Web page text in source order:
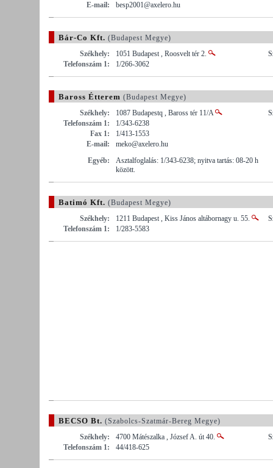
E-mail:
besp2001@axelero.hu
Bár-Co Kft. (Budapest Megye)
Székhely:
1051 Budapest , Roosvelt tér 2.
Telefonszám 1:
1/266-3062
Baross Étterem (Budapest Megye)
Székhely:
1087 Budapestq , Baross tér 11/A
Telefonszám 1:
1/343-6238
Fax 1:
1/413-1553
E-mail:
meko@axelero.hu
Egyéb:
Asztalfoglalás: 1/343-6238; nyitva tartás: 08-20 h
között.
Batimó Kft. (Budapest Megye)
Székhely:
1211 Budapest , Kiss János altábornagy u. 55.
Telefonszám 1:
1/283-5583
BECSO Bt. (Szabolcs-Szatmár-Bereg Megye)
Székhely:
4700 Mátészalka , József A. út 40.
Telefonszám 1:
44/418-625